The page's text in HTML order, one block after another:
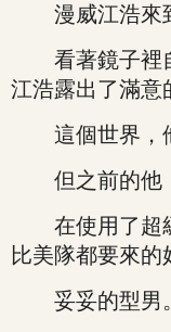
漫威江浩來到
看著鏡子裡自
江浩露出了滿意
這個世界，他
但之前的他
在使用了超級
比美隊都要來的
妥妥的型男。